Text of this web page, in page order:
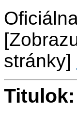
stránky]